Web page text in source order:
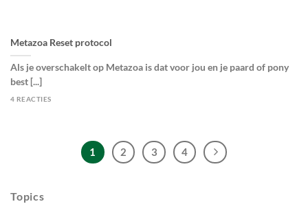
Metazoa Reset protocol
Als je overschakelt op Metazoa is dat voor jou en je paard of pony
best [...]
4 REACTIES
1 2 3 4
Topics